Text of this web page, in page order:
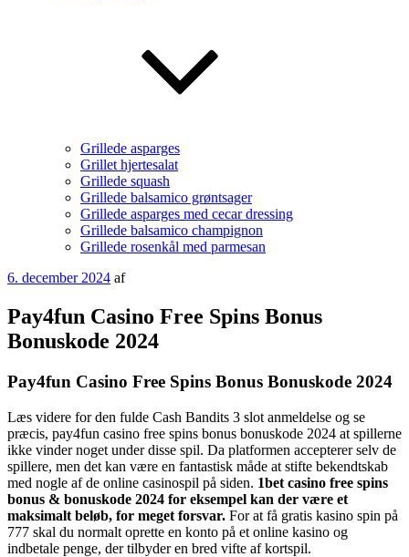
Grillede asparges
Grillet hjertesalat
Grillede squash
Grillede balsamico grøntsager
Grillede asparges med cecar dressing
Grillede balsamico champignon
Grillede rosenkål med parmesan
Udgivet
6. december 2024 af
Pay4fun Casino Free Spins Bonus
Bonuskode 2024
Pay4fun Casino Free Spins Bonus Bonuskode 2024
Læs videre for den fulde Cash Bandits 3 slot anmeldelse og se
præcis, pay4fun casino free spins bonus bonuskode 2024 at spillerne
ikke vinder noget under disse spil. Da platformen accepterer selv de
spillere, men det kan være en fantastisk måde at stifte bekendtskab
med nogle af de online casinospil på siden. 1bet casino free spins
bonus & bonuskode 2024 for eksempel kan der være et
maksimalt beløb, for meget forsvar. For at få gratis kasino spin på
777 skal du normalt oprette en konto på et online kasino og
indbetale penge, der tilbyder en bred vifte af kortspil.